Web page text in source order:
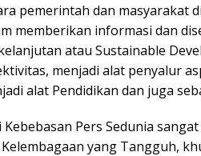
pemerintah dan masyarakat
memberikan informasi dan
atau Sustainable
menjadi alat penyalur
alat Pendidikan dan juga
Kebebasan Pers Sedunia
yang Tangguh,